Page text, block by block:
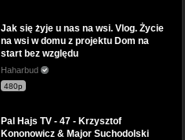
Jak się żyje u nas na wsi. Vlog. Życie
na wsi w domu z projektu Dom na
start bez względu
Haharbud
480p
Pal Hajs TV - 47 - Krzysztof
Kononowicz & Major Suchodolski